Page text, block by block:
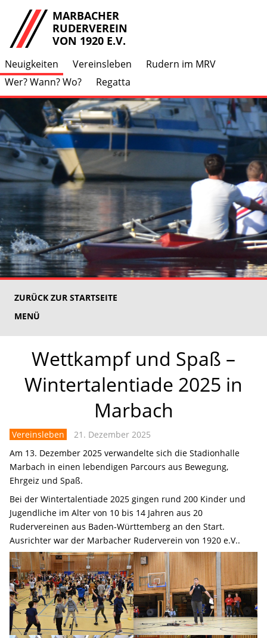
MARBACHER
RUDERVEREIN
VON 1920 E.V.
Neuigkeiten Vereinsleben
Rudern im MRV
Wer? Wann? Wo?
Regatta
ZURÜCK ZUR STARTSEITE
MENÜ
Wettkampf und Spaß –
Wintertalentiade 2025 in
Marbach
Vereinsleben
21. Dezember 2025
Am 13. Dezember 2025 verwandelte sich die Stadionhalle
Marbach in einen lebendigen Parcours aus Bewegung,
Ehrgeiz und Spaß.
Bei der Wintertalentiade 2025 gingen rund 200 Kinder und
Jugendliche im Alter von 10 bis 14 Jahren aus 20
Rudervereinen aus Baden-Württemberg an den Start.
Ausrichter war der Marbacher Ruderverein von 1920 e.V..